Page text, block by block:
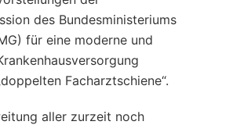
des Bundesministeriums
für eine moderne und
Facharztschiene“.
aller zurzeit noch